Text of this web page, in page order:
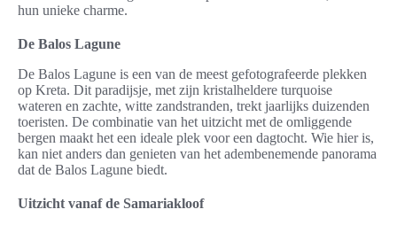
hun unieke charme.
De Balos Lagune
De Balos Lagune is een van de meest gefotografeerde plekken
op Kreta. Dit paradijsje, met zijn kristalheldere turquoise
wateren en zachte, witte zandstranden, trekt jaarlijks duizenden
toeristen. De combinatie van het uitzicht met de omliggende
bergen maakt het een ideale plek voor een dagtocht. Wie hier is,
kan niet anders dan genieten van het adembenemende panorama
dat de Balos Lagune biedt.
Uitzicht vanaf de Samariakloof